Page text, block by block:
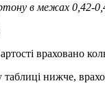
в межах 0,42-
враховано
таблиці нижче,